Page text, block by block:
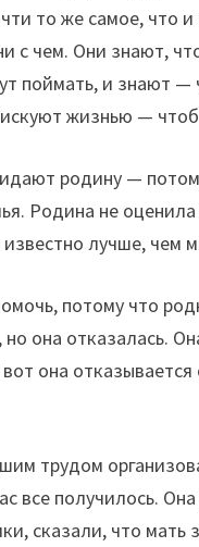
то же самое, что
с чем. Они знают,
поймать, и знают
жизнью —
родину —
Родина не
лучше, чем
потому что
она отказалась.
она
трудом
все получилось.
сказали, что